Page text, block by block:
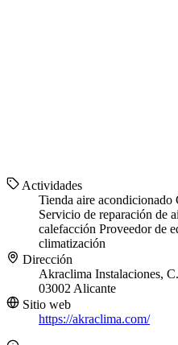
Actividades
Tienda aire acondicionado
Servicio de reparación de
calefacción Proveedor de
climatización
Dirección
Akraclima Instalaciones,
03002 Alicante
Sitio web
https://akraclima.com/